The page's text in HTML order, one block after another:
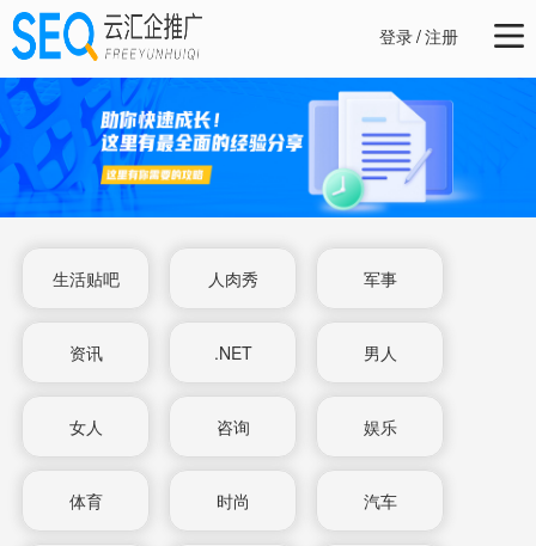
登录/注册
生活贴吧 人肉秀 军事
资讯 .NET 男人
女人 咨询 娱乐
体育 时尚 汽车